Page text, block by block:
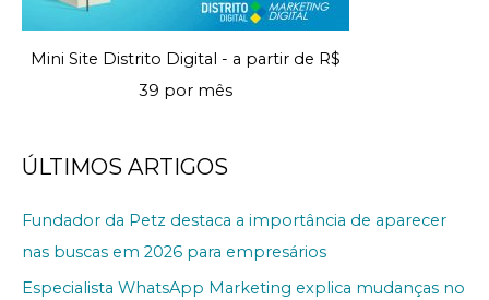
Mini Site Distrito Digital - a partir de R$
39 por mês
ÚLTIMOS ARTIGOS
Fundador da Petz destaca a importância de aparecer
nas buscas em 2026 para empresários
Especialista WhatsApp Marketing explica mudanças no